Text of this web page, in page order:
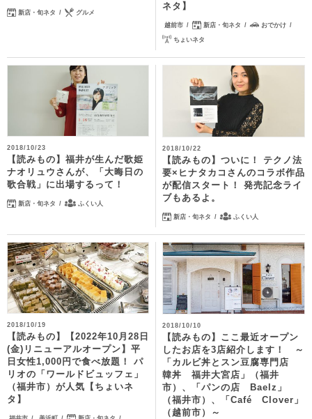
新店・旬ネタ グルメ
ネタ】
越前市 新店・旬ネタ おでかけ
ちょいネタ
2018/10/23
【読みもの】福井が生んだ歌姫
ナオリュウさんが、「大晦日の
歌合戦」に出場するって！
新店・旬ネタ ふくい人
2018/10/22
【読みもの】ついに！ テクノ法
要×ヒナタカコさんのコラボ作品
が配信スタート！ 発売記念ライ
ブもあるよ。
新店・旬ネタ ふくい人
2018/10/19
【読みもの】【2022年10月28日
(金)リニューアルオープン】平
日女性1,000円で食べ放題！ パ
リオの「ワールドビュッフェ」
（福井市）が人気【ちょいネ
タ】
2018/10/10
【読みもの】ここ最近オープン
したお店を3店紹介します！ ～
「カルビ丼とスン豆腐専門店
韓丼 福井大宮店」（福井
市）、「パンの店 Baelz」
（福井市）、「Café Clover」
（越前市）～